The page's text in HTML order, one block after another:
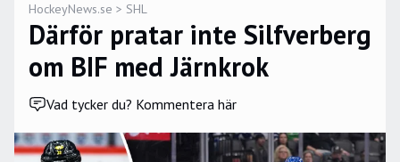
HockeyNews.se > SHL
Därför pratar inte Silfverberg
om BIF med Järnkrok
Vad tycker du? Kommentera här